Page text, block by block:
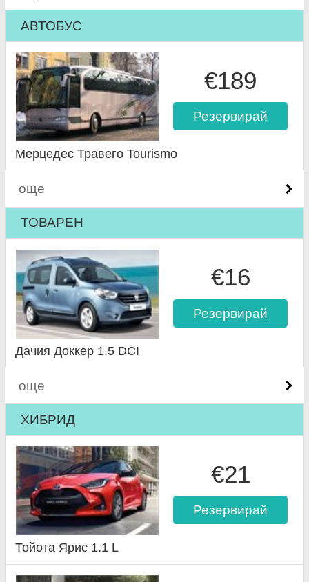
АВТОБУС
€189
Резервирай
Мерцедес Травего Tourismo
още
ТОВАРЕН
€16
Резервирай
Дачия Доккер 1.5 DCI
още
ХИБРИД
€21
Резервирай
Тойота Ярис 1.1 L